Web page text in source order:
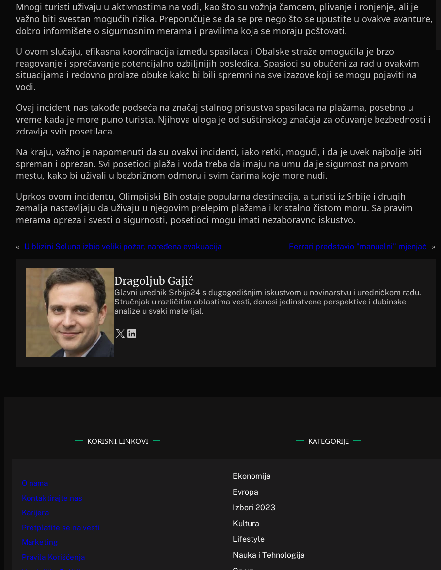
Mnogi turisti uživaju u aktivnostima na vodi, kao što su vožnja čamcem, plivanje i ronjenje, ali je
važno biti svestan mogućih rizika. Preporučuje se da se pre nego što se upustite u ovakve avanture,
dobro informišete o sigurnosnim merama i pravilima koja se moraju poštovati.
U ovom slučaju, efikasna koordinacija između spasilaca i Obalske straže omogućila je brzo
reagovanje i sprečavanje potencijalno ozbiljnijih posledica. Spasioci su obučeni za rad u ovakvim
situacijama i redovno prolaze obuke kako bi bili spremni na sve izazove koji se mogu pojaviti na
vodi.
Ovaj incident nas takođe podseća na značaj stalnog prisustva spasilaca na plažama, posebno u
vreme kada je more puno turista. Njihova uloga je od suštinskog značaja za očuvanje bezbednosti i
zdravlja svih posetilaca.
Na kraju, važno je napomenuti da su ovakvi incidenti, iako retki, mogući, i da je uvek najbolje biti
spreman i oprezan. Svi posetioci plaža i voda treba da imaju na umu da je sigurnost na prvom
mestu, kako bi uživali u bezbrižnom odmoru i svim čarima koje more nudi.
Uprkos ovom incidentu, Olimpijski Bih ostaje popularna destinacija, a turisti iz Srbije i drugih
zemalja nastavljaju da uživaju u njegovim prelepim plažama i kristalno čistom moru. Sa pravim
merama opreza i svesti o sigurnosti, posetioci mogu imati nezaboravno iskustvo.
« U blizini Soluna izbio veliki požar, naređena evakuacija Ferrari predstavio "manuelni" mjenjač »
Dragoljub Gajić
Glavni urednik Srbija24 s dugogodišnjim iskustvom u novinarstvu i uredničkom radu.
Stručnjak u različitim oblastima vesti, donosi jedinstvene perspektive i dubinske
analize u svaki materijal.
X LinkedIn
KORISNI LINKOVI
O nama
Kontaktirajte nas
Karijera
Pretplatite se na vesti
Marketing
Pravila Korišćenja
KATEGORIJE
Ekonomija
Evropa
Izbori 2023
Kultura
Lifestyle
Nauka i Tehnologija